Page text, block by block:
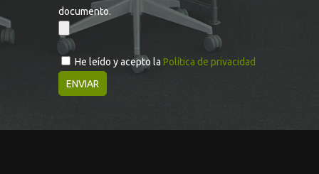
documento.
He leído y acepto la Política de privacidad